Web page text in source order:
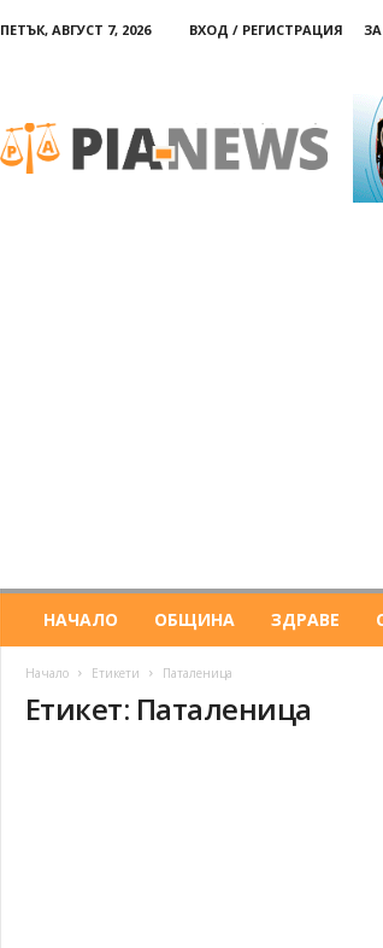
ПЕТЪК, АВГУСТ 7, 2026 ВХОД / РЕГИСТРАЦИЯ
НАЧАЛО ОБЩИНА ЗДРАВЕ
Начало Етикети Паталеница
Етикет: Паталеница